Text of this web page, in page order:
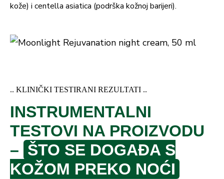
kože) i centella asiatica (podrška kožnoj barijeri).
.. KLINIČKI TESTIRANI REZULTATI ..
INSTRUMENTALNI
TESTOVI NA PROIZVODU
– ŠTO SE DOGAĐA S
KOŽOM PREKO NOĆI